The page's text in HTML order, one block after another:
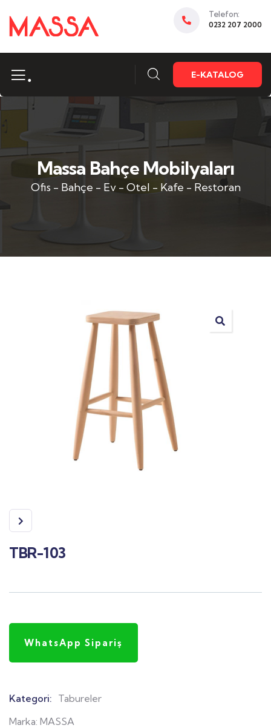
Telefon:
0232 207 2000
. E-KATALOG
Massa Bahçe Mobilyaları
Ofis - Bahçe - Ev - Otel - Kafe - Restoran
TBR-103
WhatsApp Sipariş
Kategori: Tabureler
Marka: MASSA